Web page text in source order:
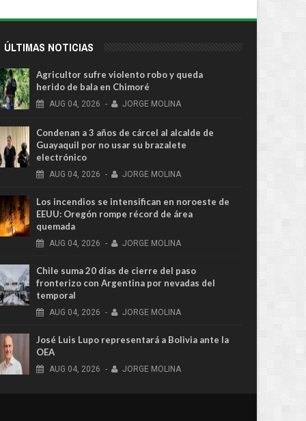
ÚLTIMAS NOTICIAS
Agricultor sufre violento robo y queda
herido de bala en Chimoré
AUG 04, 2026 - JORGE MOLINA
Condenan a 3 años de cárcel al alcalde de
Guayaquil por no usar su brazalete
electrónico
AUG 04, 2026 - JORGE MOLINA
Los incendios se intensifican en noroeste de
EEUU: Oregón rompe récord de área
quemada
AUG 04, 2026 - JORGE MOLINA
Chile suma 20 días de cierre del paso
fronterizo con Argentina por nevadas del
temporal
AUG 04, 2026 - JORGE MOLINA
José Luis Lupo representará a Bolivia ante la
OEA
AUG 04, 2026 - JORGE MOLINA